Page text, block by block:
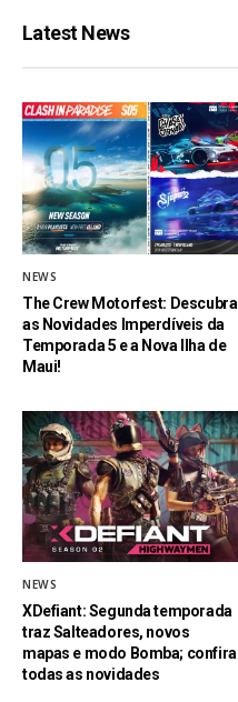
Latest News
NEWS
The Crew Motorfest: Descubra
as Novidades Imperdíveis da
Temporada 5 e a Nova Ilha de
Maui!
NEWS
XDefiant: Segunda temporada
traz Salteadores, novos
mapas e modo Bomba; confira
todas as novidades